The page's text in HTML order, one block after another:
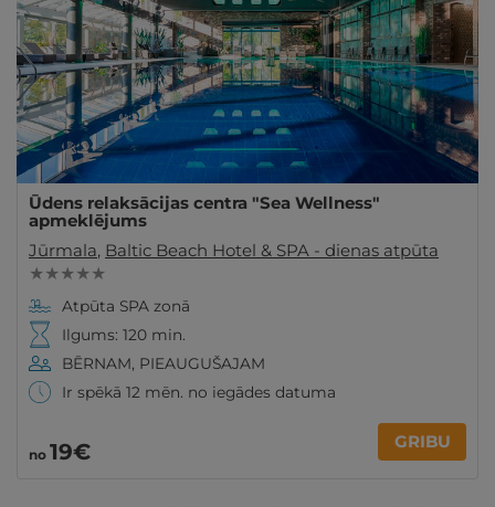
Ūdens relaksācijas centra "Sea Wellness"
apmeklējums
Jūrmala, Baltic Beach Hotel & SPA - dienas atpūta
★ ★ ★ ★ ★
Atpūta SPA zonā
Ilgums: 120 min.
BĒRNAM, PIEAUGUŠAJAM
Ir spēkā 12 mēn. no iegādes datuma
no 19€ GRIBU